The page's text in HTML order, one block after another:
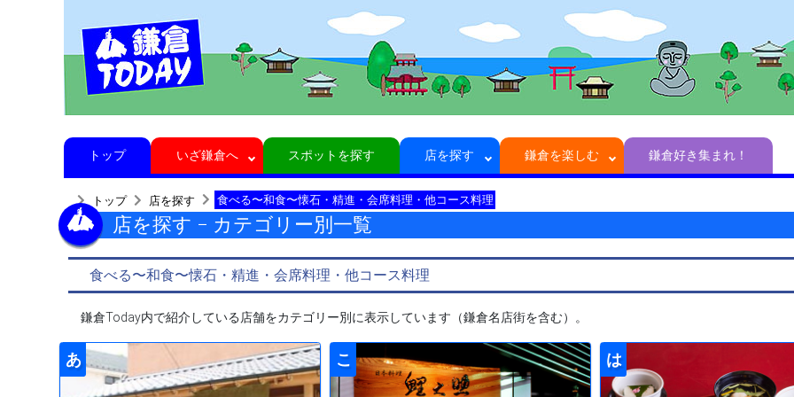
トップ いざ鎌倉へ スポットを探す 店を探す 鎌倉を楽しむ 鎌倉好き集まれ！
トップ 店を探す 食べる〜和食〜懐石・精進・会席料理・他コース料理
店を探す − カテゴリー別一覧
食べる〜和食〜懐石・精進・会席料理・他コース料理
鎌倉Today内で紹介している店舗をカテゴリー別に表示しています（鎌倉名店街を含む）。
あ こ は